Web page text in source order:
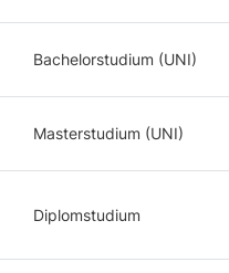
Bachelorstudium (UNI)
Masterstudium (UNI)
Diplomstudium